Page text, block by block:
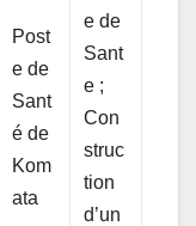
Post
e de
Sant
é de
Kom
ata
e de
Sant
e ;
Con
struc
tion
d’un